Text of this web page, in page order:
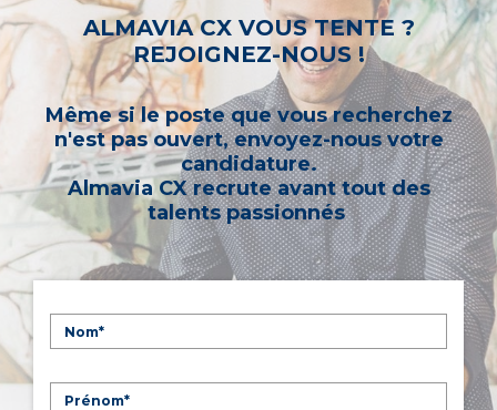
d’autres mots-clés ou à sélectionner un « métier ».
ALMAVIA CX VOUS TENTE ?
REJOIGNEZ-NOUS !
Même si le poste que vous recherchez
n'est pas ouvert, envoyez-nous votre
candidature.
Almavia CX recrute avant tout des
talents passionnés